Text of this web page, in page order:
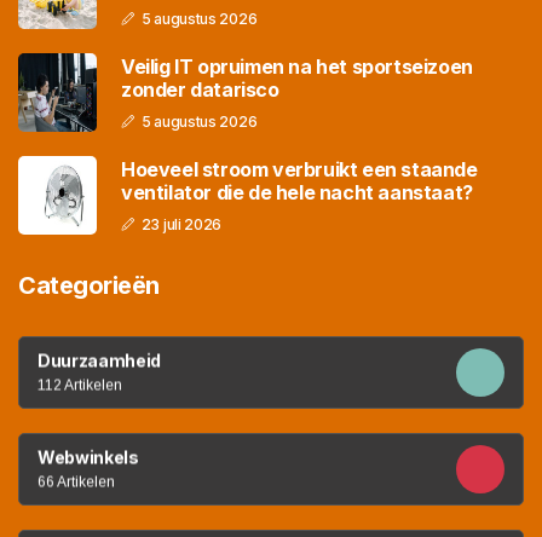
5 augustus 2026
Veilig IT opruimen na het sportseizoen
zonder datarisco
5 augustus 2026
Hoeveel stroom verbruikt een staande
ventilator die de hele nacht aanstaat?
23 juli 2026
Categorieën
Duurzaamheid
112 Artikelen
Webwinkels
66 Artikelen